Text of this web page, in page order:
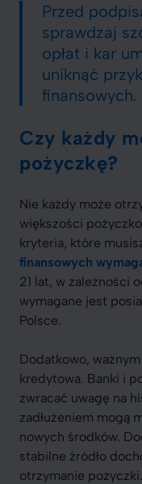
Przed
sprawdzaj
opłat i kar
uniknąć
finansowych.
Czy każdy
pożyczkę?
Nie każdy może
większości
kryteria, które
finansowych
21 lat, w zależności
wymagane jest
Polsce.
Dodatkowo,
kredytowa. Banki i
zwracać uwagę na
zadłużeniem mogą
nowych środków.
stabilne źródło
otrzymanie pożyczki.